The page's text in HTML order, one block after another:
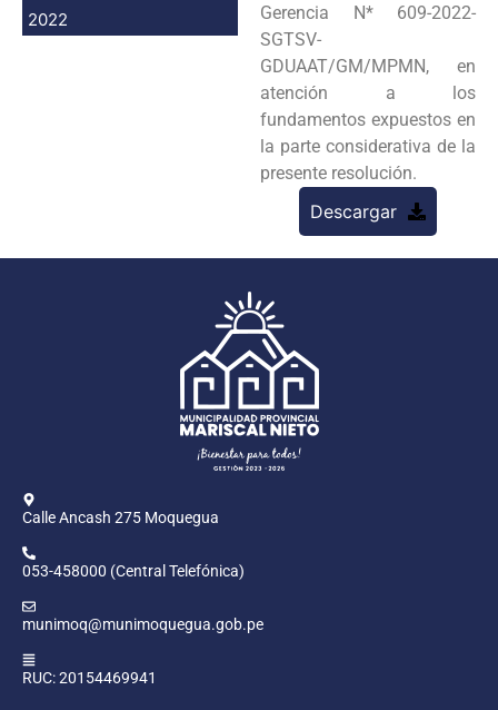
2022
Gerencia N* 609-2022-
SGTSV-
GDUAAT/GM/MPMN, en
atención a los
fundamentos expuestos en
la parte considerativa de la
presente resolución.
Descargar
Calle Ancash 275 Moquegua
053-458000 (Central Telefónica)
munimoq@munimoquegua.gob.pe
RUC: 20154469941